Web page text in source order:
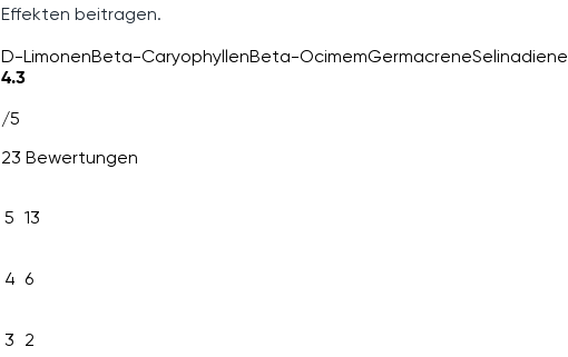
Effekten beitragen.
D-LimonenBeta-CaryophyllenBeta-OcimemGermacreneSelinadiene
4.3
/5
23 Bewertungen
5 13
4 6
3 2